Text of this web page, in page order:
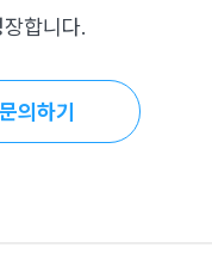
합니다.
문의하기